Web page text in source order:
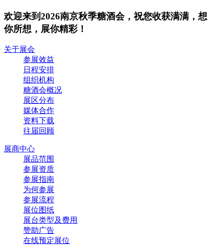
欢迎来到2026南京秋季糖酒会，祝您收获满满，想
你所想，展你精彩！
关于展会
参展效益
日程安排
组织机构
糖酒会概况
展区分布
媒体合作
资料下载
往届回顾
展商中心
展品范围
参展资质
参展指南
为何参展
参展流程
展位图纸
展台类型及费用
赞助广告
在线预定展位